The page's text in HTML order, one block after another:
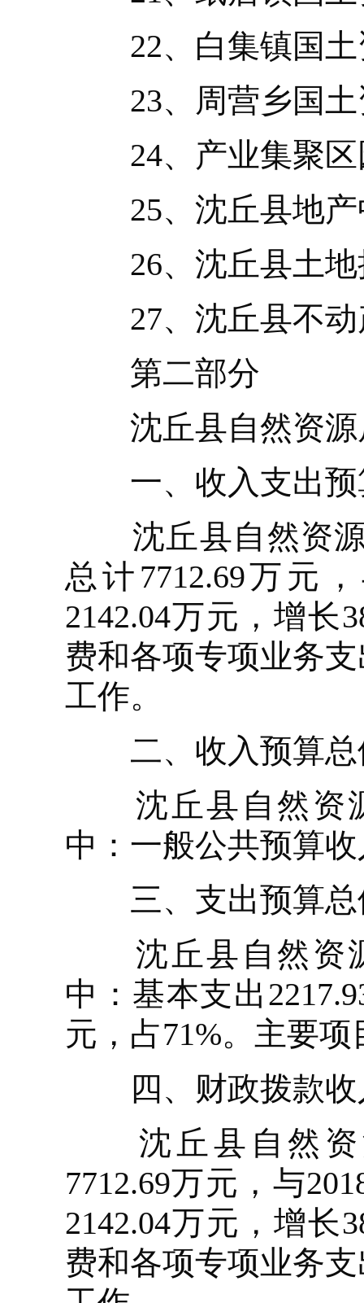
22、白集镇国土
23、周营乡国土
24、产业集聚区
25、沈丘县地产
26、沈丘县土地
27、沈丘县不动
第二部分
沈丘县自然资源
一、收入支出预
沈丘县自然资源
总计7712.69万元
2142.04万元，增长
费和各项专项业务
工作。
二、收入预算总
沈丘县自然资源
中：一般公共预算
三、支出预算总
沈丘县自然资源
中：基本支出
元，占71%。主要
四、财政拨款收
沈丘县自然资
7712.69万元，与
2142.04万元，增长
费和各项专项业务